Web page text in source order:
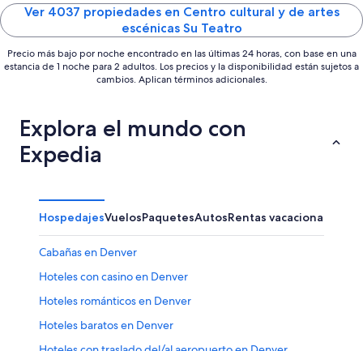
5
5
Ver 4037 propiedades en Centro cultural y de artes
escénicas Su Teatro
Precio más bajo por noche encontrado en las últimas 24 horas, con base en una
estancia de 1 noche para 2 adultos. Los precios y la disponibilidad están sujetos a
cambios. Aplican términos adicionales.
Explora el mundo con
Expedia
HospedajesVuelosPaquetesAutosRentas vacacionales
Cabañas en Denver
Hoteles con casino en Denver
Hoteles románticos en Denver
Hoteles baratos en Denver